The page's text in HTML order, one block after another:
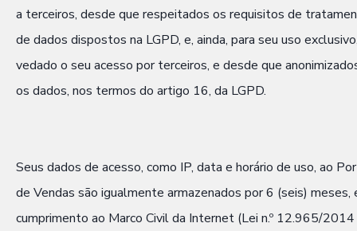
a terceiros, desde que respeitados os requisitos de
de dados dispostos na LGPD, e, ainda, para seu uso
vedado o seu acesso por terceiros, e desde que
os dados, nos termos do artigo 16, da LGPD.
Seus dados de acesso, como IP, data e horário de uso, ao
de Vendas são igualmente armazenados por 6 (seis) meses,
cumprimento ao Marco Civil da Internet (Lei n.º 12.965/